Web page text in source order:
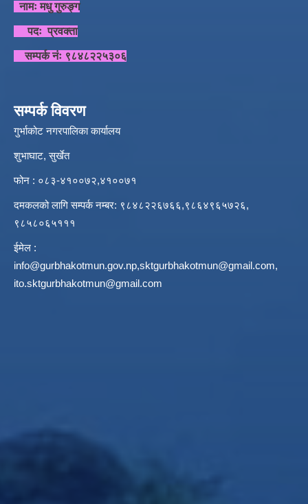
नामः मधु गुरुङ्ग
पदः प्रवक्ता
सम्पर्क नंः ९८४८२२५३०६
सम्पर्क विवरण
गुर्भाकोट नगरपालिका कार्यालय
शुभाघाट, सुर्खेत
फोन : ०८३-४१००७२,४१००७१
दमकलको लागि सम्पर्क नम्बर: ९८४८२२६७६६,९८६४९६५७२६,
९८५८०६५१११
ईमेल :
info@gurbhakotmun.gov.np,sktgurbhakotmun@gmail.com,
ito.sktgurbhakotmun@gmail.com